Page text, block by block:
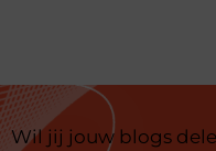
Wil jij jouw blogs